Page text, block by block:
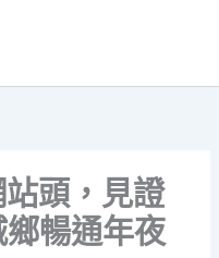
頭，見證
暢通年夜